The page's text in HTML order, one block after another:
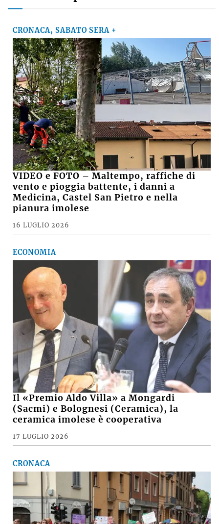
CRONACA, SABATO SERA +
VIDEO e FOTO – Maltempo, raffiche di
vento e pioggia battente, i danni a
Medicina, Castel San Pietro e nella
pianura imolese
16 LUGLIO 2026
ECONOMIA
Il «Premio Aldo Villa» a Mongardi
(Sacmi) e Bolognesi (Ceramica), la
ceramica imolese è cooperativa
17 LUGLIO 2026
CRONACA